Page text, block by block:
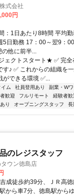
式会社
円
：1日あたり8時間 平均
5日勤務 17：00～翌9：
の他に前半...
クトスタート★ ✅ 完全
♪ ✅ これからの組織を
ができる環境 ✅...
ム 社員登用あり 副業・W
歓迎 フルリモート 経験者歓
り オープニングスタッフ 長
のレジスタッフ
ウン徳島店
成徒歩約39分、ＪＲ高
から車7分、徳島駅から